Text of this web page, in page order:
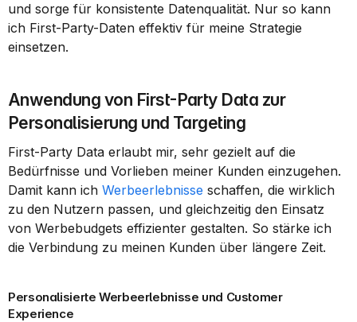
und sorge für konsistente Datenqualität. Nur so kann
ich First-Party-Daten effektiv für meine Strategie
einsetzen.
Anwendung von First-Party Data zur
Personalisierung und Targeting
First-Party Data erlaubt mir, sehr gezielt auf die
Bedürfnisse und Vorlieben meiner Kunden einzugehen.
Damit kann ich Werbeerlebnisse schaffen, die wirklich
zu den Nutzern passen, und gleichzeitig den Einsatz
von Werbebudgets effizienter gestalten. So stärke ich
die Verbindung zu meinen Kunden über längere Zeit.
Personalisierte Werbeerlebnisse und Customer
Experience